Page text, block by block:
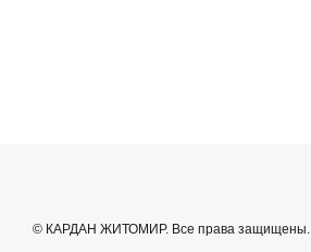
© КАРДАН ЖИТОМИР. Все права защищены.